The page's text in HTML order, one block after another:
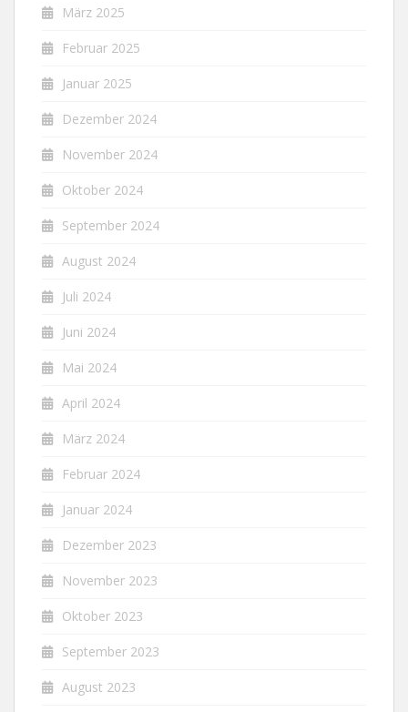
März 2025
Februar 2025
Januar 2025
Dezember 2024
November 2024
Oktober 2024
September 2024
August 2024
Juli 2024
Juni 2024
Mai 2024
April 2024
März 2024
Februar 2024
Januar 2024
Dezember 2023
November 2023
Oktober 2023
September 2023
August 2023